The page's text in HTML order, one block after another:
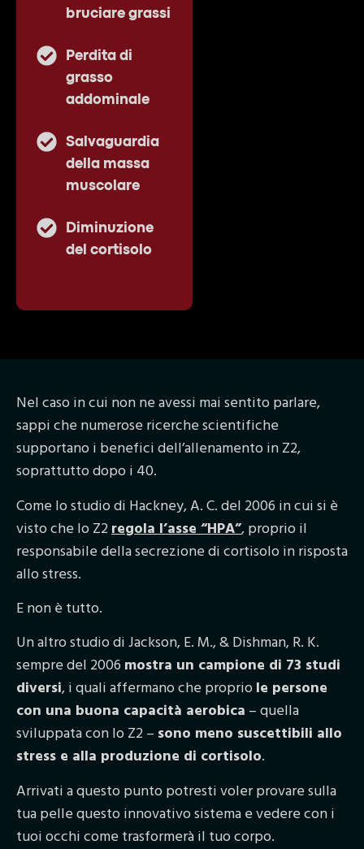
bruciare grassi
Perdita di
grasso
addominale
Salvaguardia
della massa
muscolare
Diminuzione
del cortisolo
Nel caso in cui non ne avessi mai sentito parlare,
sappi che numerose ricerche scientifiche
supportano i benefici dell’allenamento in Z2,
soprattutto dopo i 40.
Come lo studio di Hackney, A. C. del 2006 in cui si è
visto che lo Z2regola l’asse “HPA”, proprio il
responsabile della secrezione di cortisolo in risposta
allo stress.
E non è tutto.
Un altro studio di Jackson, E. M., & Dishman, R. K.
sempre del 2006 mostra un campione di 73 studi
diversi, i quali affermano che propriole persone
con una buona capacità aerobica – quella
sviluppata con lo Z2 – sono meno suscettibili allo
stress e alla produzione di cortisolo.
Arrivati a questo punto potresti voler provare sulla
tua pelle questo innovativo sistema e vedere con i
tuoi occhi come trasformerà il tuo corpo.